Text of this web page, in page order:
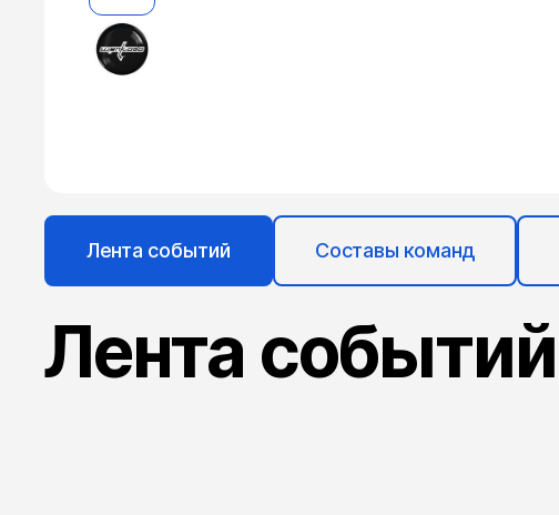
Лента событий Составы команд
Лента событий